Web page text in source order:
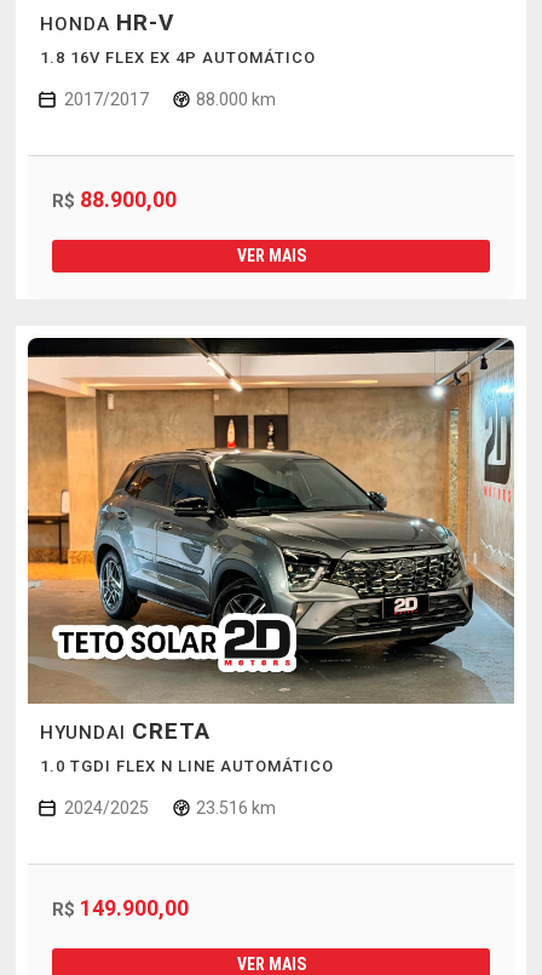
HONDA HR-V
1.8 16V FLEX EX 4P AUTOMÁTICO
2017/2017 88.000 km
R$ 88.900,00
VER MAIS
HYUNDAI CRETA
1.0 TGDI FLEX N LINE AUTOMÁTICO
2024/2025 23.516 km
R$ 149.900,00
VER MAIS